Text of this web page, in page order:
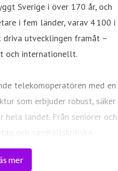
mer
Sverige i över 170 år, och
i fem länder, varav 4 100 i
utvecklingen framåt –
och internationellt.
telekomoperatören med en
som erbjuder robust, säker
landet. Från seniorer och
och samhällskritiska
digitaliseringens kraft i
Sveriges totalförsvar. Med